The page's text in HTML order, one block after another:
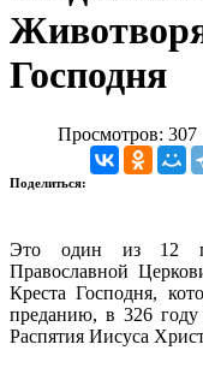
Господня
Просмотров: 307
Поделиться:
Это один из 12
Православной
Креста Господня,
преданию, в 326
Распятия Иисуса